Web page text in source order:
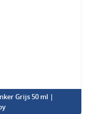
Grijs 50 ml |